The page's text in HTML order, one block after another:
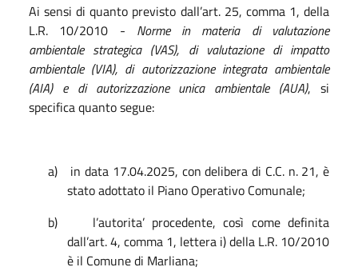
Ai sensi di quanto previsto dall’art. 25, comma 1, della
L.R. 10/2010 - Norme in materia di valutazione
ambientale strategica (VAS), di valutazione di impatto
ambientale (VIA), di autorizzazione integrata ambientale
(AIA) e di autorizzazione unica ambientale (AUA), si
specifica quanto segue:
a)
in data 17.04.2025, con delibera di C.C. n. 21, è
stato adottato il Piano Operativo Comunale;
b)
l’autorita’ procedente, così come definita
dall’art. 4, comma 1, lettera i) della L.R. 10/2010
è il Comune di Marliana;